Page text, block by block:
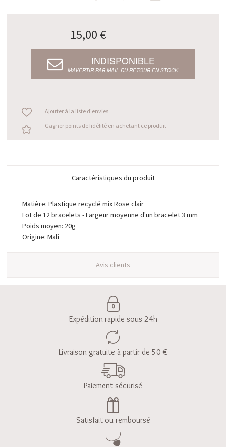
15,00 €
INDISPONIBLE
M’AVERTIR PAR MAIL DU RETOUR EN STOCK
Ajouter à la liste d'envies
Gagner points de fidélité en achetant ce produit
Caractéristiques du produit
Matière: Plastique recyclé mix Rose clair
Lot de 12 bracelets - Largeur moyenne d'un bracelet 3 mm
Poids moyen: 20g
Origine: Mali
Avis clients
Expédition rapide sous 24h
Livraison gratuite à partir de 50 €
Paiement sécurisé
Satisfait ou remboursé